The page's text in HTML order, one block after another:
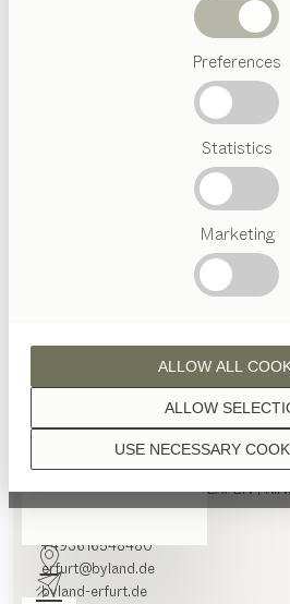
Preferences
Statistics
Marketing
USE NECESSARY
ALLOW
ALLOW ALL
Österreichisches
Handwerk
nyaTisch nya
PREMIUM-HÄNDLER
Rudolstädter Straße 29
Trommsdorffstraße 1a
99084 Erfurt
Deutschland
ESSEN | WOHNEN | SCHLAFEN |
+493616548480
erfurt@byland.de
byland-erfurt.de